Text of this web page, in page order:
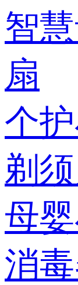
智
扇
个
剃
母
消